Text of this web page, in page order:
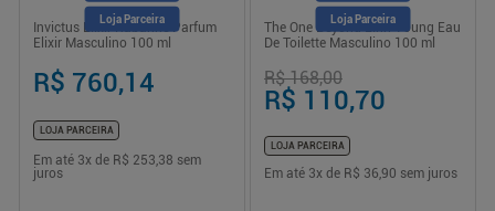
Loja Parceira
Invictus Elixir Rabanne Parfum
Elixir Masculino 100 ml
R$ 760,14
LOJA PARCEIRA
Em até 3x de R$ 253,38 sem
juros
Loja Parceira
The One Beyond Linn Young Eau
De Toilette Masculino 100 ml
R$ 168,00
R$ 110,70
LOJA PARCEIRA
Em até 3x de R$ 36,90 sem juros